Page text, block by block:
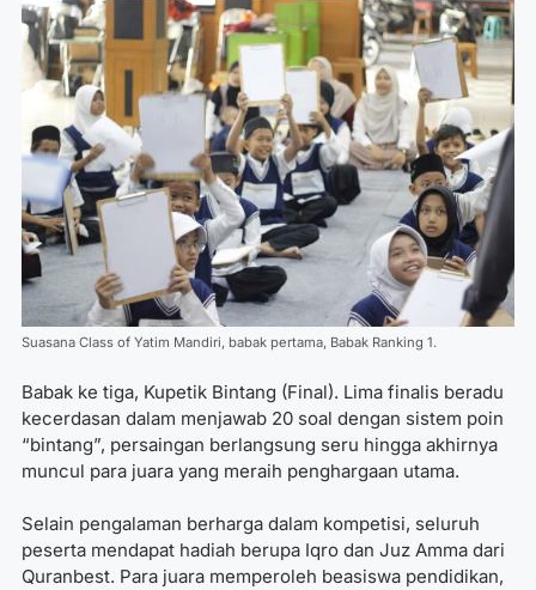
Suasana Class of Yatim Mandiri, babak pertama, ⁠Babak Ranking 1.
Babak ke tiga, Kupetik Bintang (Final). Lima finalis beradu
kecerdasan dalam menjawab 20 soal dengan sistem poin
“bintang”, persaingan berlangsung seru hingga akhirnya
muncul para juara yang meraih penghargaan utama.
Selain pengalaman berharga dalam kompetisi, seluruh
peserta mendapat hadiah berupa Iqro dan Juz Amma dari
Quranbest. Para juara memperoleh beasiswa pendidikan,